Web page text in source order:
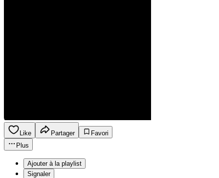
Like Partager
Favori
Plus
Ajouter à la playlist
Signaler